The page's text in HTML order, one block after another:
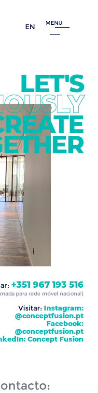
EN MENU
LET'S
+351 967 193 516
para rede móvel nacional)
Visitar: Instagram:
@conceptfusion.pt
Facebook:
@conceptfusion.pt
Concept Fusion